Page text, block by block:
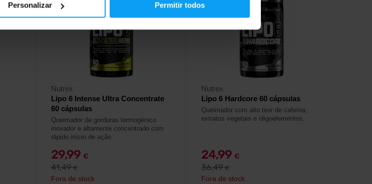
Personalizar Permitir todos
-28%
Nutrex
Lipo 6 Intense Ultra Concentrate
60 cápsulas
Queimador de gorduras termogénico
inovador e altamente concentrado com
rápido início de ação.
29,99 €
41,49€
Fora de stock
Nutrex
Lipo 6 Hardcore 60 cápsulas
Queimador com alto teor de cafeína,
extratos vegetais e oligoelementos.
24,99 €
36,49€
Fora de stock